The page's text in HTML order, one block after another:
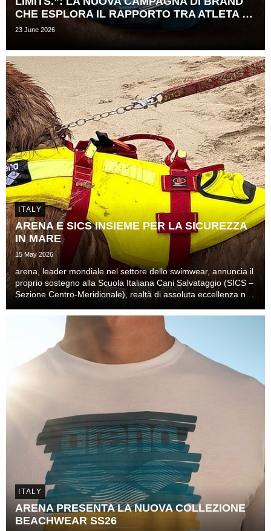
CHE ESPLORA IL RAPPORTO TRA ATLETA E ​
TEMPO
23 June 2026
ITALY
ARENA E SICS INSIEME PER LA SICUREZZA
IN MARE
15 May 2026
arena, leader mondiale nel settore dello swimwear, annuncia il
proprio sostegno alla Scuola Italiana Cani Salvataggio (SICS –
Sezione Centro-Meridionale), realtà di assoluta eccellenza nel
ITALY
ARENA PRESENTA LA NUOVA COLLEZIONE
BEACHWEAR SS26